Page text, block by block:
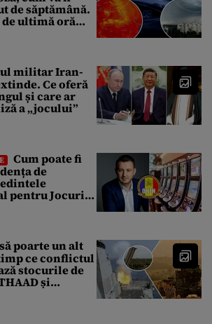
de săptămână.
ultimă oră
militar Iran-
Ce oferă
și care ar
a „jocului”
Cum poate fi
de
pentru Jocuri
o ordonanță de
poarte un alt
ce conflictul
stocurile de
și